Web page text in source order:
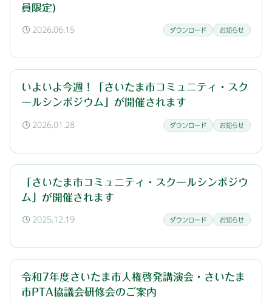
員限定)
2026.06.15 ダウンロード お知らせ
いよいよ今週！「さいたま市コミュニティ・スク
ールシンポジウム」が開催されます
2026.01.28 ダウンロード お知らせ
「さいたま市コミュニティ・スクールシンポジウ
ム」が開催されます
2025.12.19 ダウンロード お知らせ
令和7年度さいたま市人権啓発講演会・さいたま
市PTA協議会研修会のご案内